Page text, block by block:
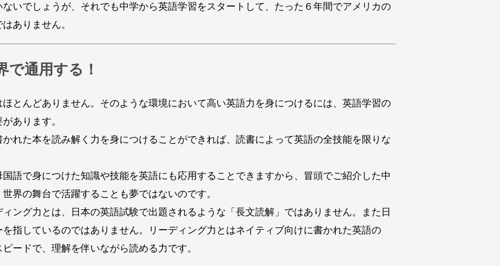
いでしょうが、それでも中学から英語学習をスタートして、たった６年間でアメリカの
ありません。
で通用する！
とんどありません。そのような環境において高い英語力を身につけるには、英語学習の
あります。
れた本を読み解く力を身につけることができれば、読書によって英語の全技能を限りな
語で身につけた知識や技能を英語にも応用することできますから、冒頭でご紹介した中
界の舞台で活躍することも夢ではないのです。
ング力とは、日本の英語試験で出題されるような「長文読解」ではありません。また日
指しているのではありません。リーディング力とはネイティブ向けに書かれた英語の
ードで、理解を伴いながら読める力です。